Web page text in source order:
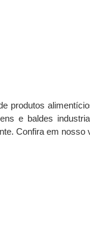
produtos
e baldes
Confira em nosso